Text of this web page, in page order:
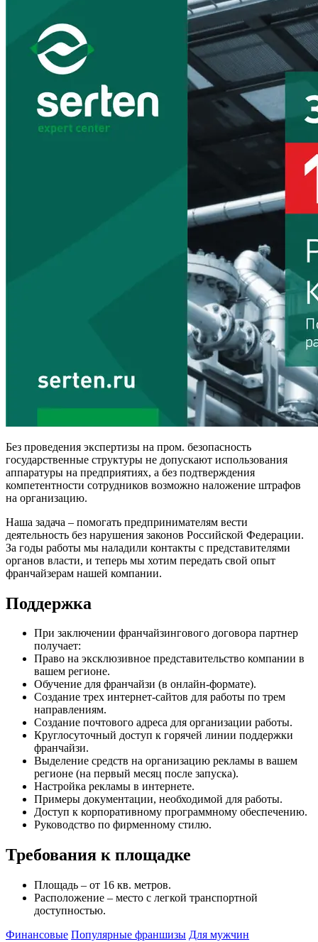
Без проведения экспертизы на пром. безопасность
государственные структуры не допускают использования
аппаратуры на предприятиях, а без подтверждения
компетентности сотрудников возможно наложение штрафов
на организацию.
Наша задача – помогать предпринимателям вести
деятельность без нарушения законов Российской Федерации.
За годы работы мы наладили контакты с представителями
органов власти, и теперь мы хотим передать свой опыт
франчайзерам нашей компании.
Поддержка
При заключении франчайзингового договора партнер
получает:
Право на эксклюзивное представительство компании в
вашем регионе.
Обучение для франчайзи (в онлайн-формате).
Создание трех интернет-сайтов для работы по трем
направлениям.
Создание почтового адреса для организации работы.
Круглосуточный доступ к горячей линии поддержки
франчайзи.
Выделение средств на организацию рекламы в вашем
регионе (на первый месяц после запуска).
Настройка рекламы в интернете.
Примеры документации, необходимой для работы.
Доступ к корпоративному программному обеспечению.
Руководство по фирменному стилю.
Требования к площадке
Площадь – от 16 кв. метров.
Расположение – место с легкой транспортной
доступностью.
Финансовые Популярные франшизы Для мужчин